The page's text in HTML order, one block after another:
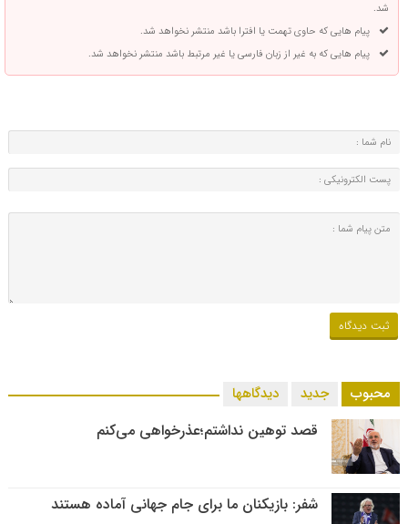
شد.
پیام هایی که حاوی تهمت یا افترا باشد منتشر نخواهد شد.
پیام هایی که به غیر از زبان فارسی یا غیر مرتبط باشد منتشر نخواهد شد.
محبوب جدید دیدگاهها
قصد توهین نداشتم؛عذرخواهی می‌کنم
شفر: بازیکنان ما برای جام جهانی آماده هستند